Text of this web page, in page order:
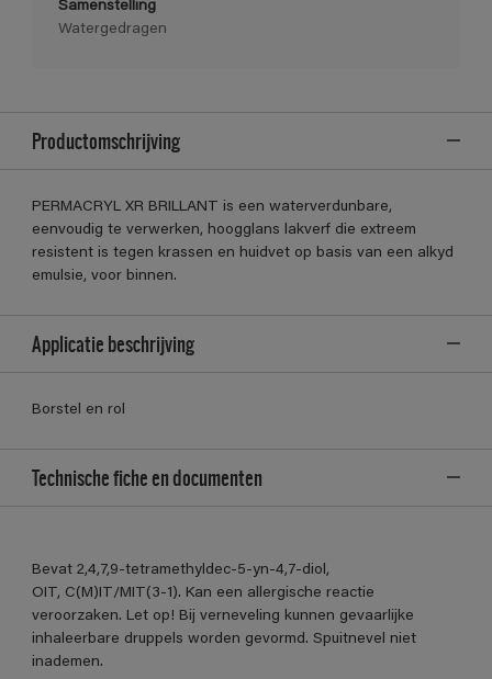
Samenstelling
Watergedragen
Productomschrijving
PERMACRYL XR BRILLANT is een waterverdunbare,
eenvoudig te verwerken, hoogglans lakverf die extreem
resistent is tegen krassen en huidvet op basis van een alkyd
emulsie, voor binnen.
Applicatie beschrijving
Borstel en rol
Technische fiche en documenten
Bevat 2,4,7,9-tetramethyldec-5-yn-4,7-diol,
OIT, C(M)IT/MIT(3-1). Kan een allergische reactie
veroorzaken. Let op! Bij verneveling kunnen gevaarlijke
inhaleerbare druppels worden gevormd. Spuitnevel niet
inademen.